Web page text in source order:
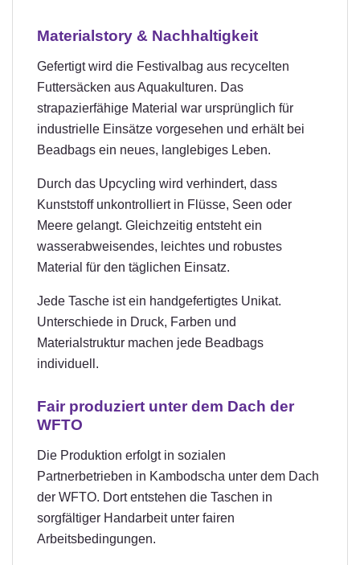
Materialstory & Nachhaltigkeit
Gefertigt wird die Festivalbag aus recycelten
Futtersäcken aus Aquakulturen. Das
strapazierfähige Material war ursprünglich für
industrielle Einsätze vorgesehen und erhält bei
Beadbags ein neues, langlebiges Leben.
Durch das Upcycling wird verhindert, dass
Kunststoff unkontrolliert in Flüsse, Seen oder
Meere gelangt. Gleichzeitig entsteht ein
wasserabweisendes, leichtes und robustes
Material für den täglichen Einsatz.
Jede Tasche ist ein handgefertigtes Unikat.
Unterschiede in Druck, Farben und
Materialstruktur machen jede Beadbags
individuell.
Fair produziert unter dem Dach der
WFTO
Die Produktion erfolgt in sozialen
Partnerbetrieben in Kambodscha unter dem Dach
der WFTO. Dort entstehen die Taschen in
sorgfältiger Handarbeit unter fairen
Arbeitsbedingungen.